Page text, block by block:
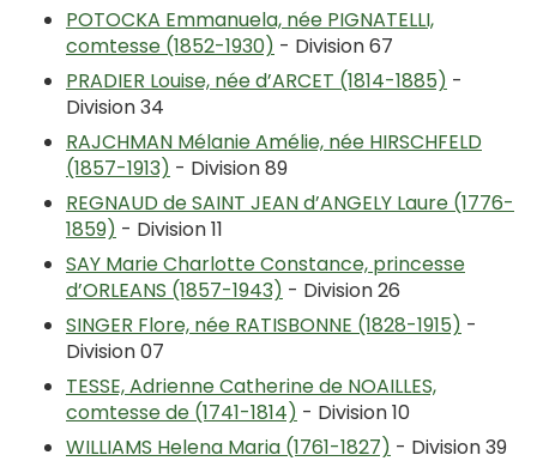
POTOCKA Emmanuela, née PIGNATELLI,
comtesse (1852-1930) - Division 67
PRADIER Louise, née d’ARCET (1814-1885) -
Division 34
RAJCHMAN Mélanie Amélie, née HIRSCHFELD
(1857-1913) - Division 89
REGNAUD de SAINT JEAN d’ANGELY Laure (1776-
1859) - Division 11
SAY Marie Charlotte Constance, princesse
d’ORLEANS (1857-1943) - Division 26
SINGER Flore, née RATISBONNE (1828-1915) -
Division 07
TESSE, Adrienne Catherine de NOAILLES,
comtesse de (1741-1814) - Division 10
WILLIAMS Helena Maria (1761-1827) - Division 39